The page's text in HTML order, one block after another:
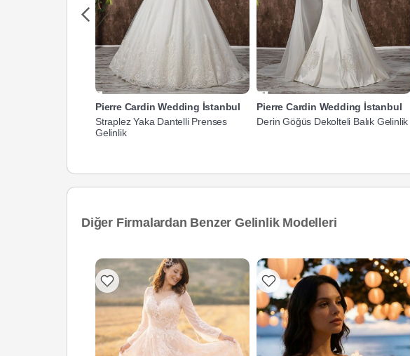
Pierre Cardin Wedding İstanbul
Straplez Yaka Dantelli Prenses
Gelinlik
Pierre Cardin Wedding İstanbul
Derin Göğüs Dekolteli Balık Gelinlik
Diğer Firmalardan Benzer Gelinlik Modelleri